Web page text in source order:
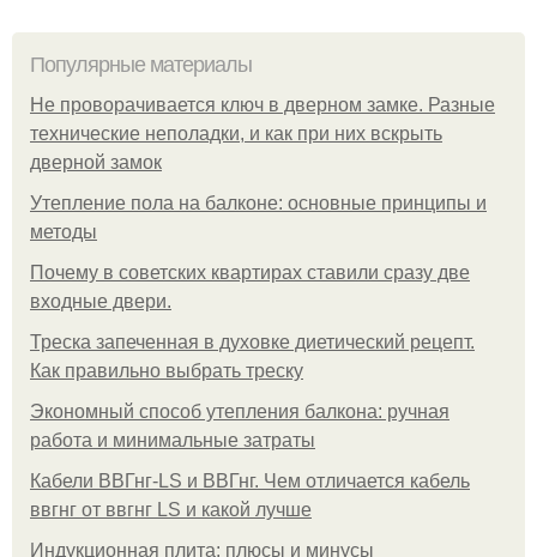
Популярные материалы
Не проворачивается ключ в дверном замке. Разные
технические неполадки, и как при них вскрыть
дверной замок
Утепление пола на балконе: основные принципы и
методы
Почему в советских квартирах ставили сразу две
входные двери.
Треска запеченная в духовке диетический рецепт.
Как правильно выбрать треску
Экономный способ утепления балкона: ручная
работа и минимальные затраты
Кабели ВВГнг-LS и ВВГнг. Чем отличается кабель
ввгнг от ввгнг LS и какой лучше
Индукционная плита: плюсы и минусы